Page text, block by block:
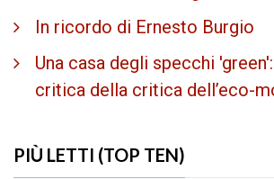
In ricordo di Ernesto Burgio
Una casa degli specchi
critica della critica dell’eco-
PIÙ LETTI (TOP TEN)